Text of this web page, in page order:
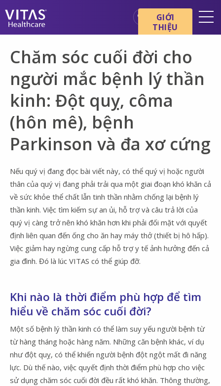
Cơ bản về chăm sóc cuối đời
Dịch vụ
Chuyên gia chăm sóc sức
khỏe
Gia đình và người chăm sóc
GIỚI
THIỆU
Chăm sóc cuối đời cho
người mắc bệnh lý thần
kinh: Đột quỵ, côma
(hôn mê), bệnh
Parkinson và đa xơ cứng
Nếu quý vị đang đọc bài viết này, có thể quý vị hoặc người
thân của quý vị đang phải trải qua một giai đoạn khó khăn cả
về sức khỏe thể chất lẫn tinh thần nhằm chống lại bệnh lý
thần kinh. Việc tìm kiếm sự an ủi, hỗ trợ và câu trả lời của
quý vị càng trở nên khó khăn hơn khi phải đối mặt với quyết
định liên quan đến ống cho ăn hay máy thở (thiết bị hô hấp).
Việc giảm hay ngừng cung cấp hỗ trợ y tế ảnh hưởng đến cả
gia đình. Đó là lúc VITAS có thể giúp đỡ.
Khi nào là thời điểm phù hợp để tìm
hiểu về chăm sóc cuối đời?
Một số bệnh lý thần kinh có thể làm suy yếu người bệnh từ
từ hàng tháng hoặc hàng năm. Những căn bệnh khác, ví dụ
như đột quỵ, có thể khiến người bệnh đột ngột mất đi năng
lực. Dù thế nào, việc quyết định thời điểm phù hợp cho việc
sử dụng chăm sóc cuối đời đều rất khó khăn. Thông thường,